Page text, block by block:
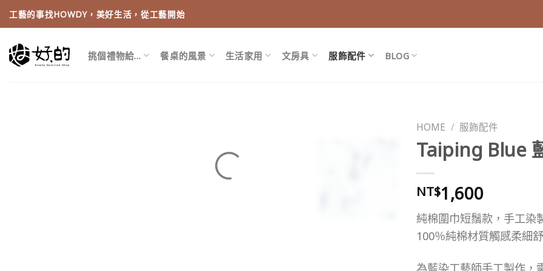
Skip
to
content
工藝的事找HOWDY，美好生活，從工藝開始
挑個禮物給… 餐桌的風景 生活家用 文房具 服飾配件 BLOG
HOME / 服飾配件
Taiping Blue
NT$1,600
純棉圍巾短鬚款，手工染
100％純棉材質觸感柔細
為藍染工藝師手工製作，